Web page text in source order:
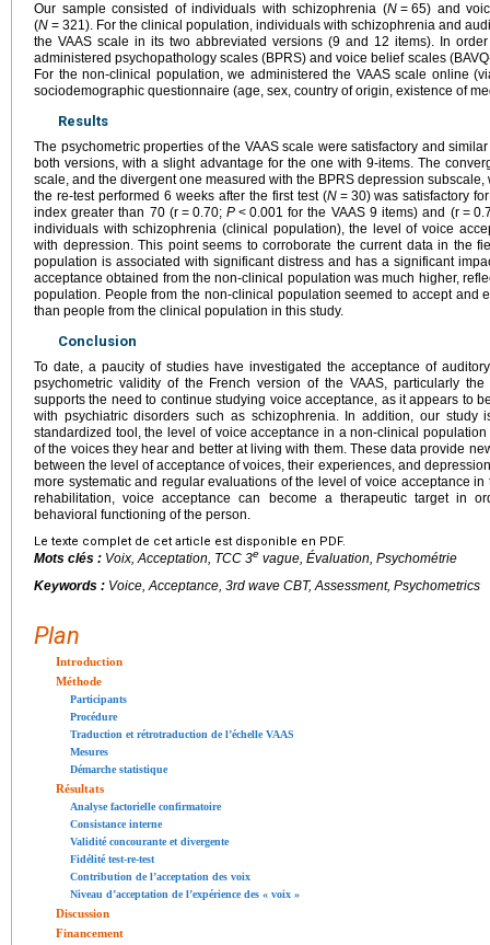
Our sample consisted of individuals with schizophrenia (N = 65) and
(N = 321). For the clinical population, individuals with schizophrenia and
the VAAS scale in its two abbreviated versions (9 and 12 items). In
administered psychopathology scales (BPRS) and voice belief scales
For the non-clinical population, we administered the VAAS scale online
sociodemographic questionnaire (age, sex, country of origin, existence of
Results
The psychometric properties of the VAAS scale were satisfactory and
both versions, with a slight advantage for the one with 9-items. The
scale, and the divergent one measured with the BPRS depression
the re-test performed 6 weeks after the first test (N = 30) was satisfactory
index greater than 70 (r = 0.70;P < 0.001 for the VAAS 9 items) and (r =
individuals with schizophrenia (clinical population), the level of voice
with depression. This point seems to corroborate the current data in the
population is associated with significant distress and has a significant
acceptance obtained from the non-clinical population was much higher,
population. People from the non-clinical population seemed to accept and
than people from the clinical population in this study.
Conclusion
To date, a paucity of studies have investigated the acceptance of
psychometric validity of the French version of the VAAS, particularly
supports the need to continue studying voice acceptance, as it appears to
with psychiatric disorders such as schizophrenia. In addition, our
standardized tool, the level of voice acceptance in a non-clinical
of the voices they hear and better at living with them. These data provide
between the level of acceptance of voices, their experiences, and
more systematic and regular evaluations of the level of voice acceptance
rehabilitation, voice acceptance can become a therapeutic target in
behavioral functioning of the person.
Le texte complet de cet article est disponible en PDF.
Mots clés : Voix, Acceptation, TCC 3e vague, Évaluation, Psychométrie
Keywords : Voice, Acceptance, 3rd wave CBT, Assessment, Psychometrics
Plan
Introduction
Méthode
Participants
Procédure
Traduction et rétrotraduction de l’échelle VAAS
Mesures
Démarche statistique
Résultats
Analyse factorielle confirmatoire
Consistance interne
Validité concourante et divergente
Fidélité test-re-test
Contribution de l’acceptation des voix
Niveau d’acceptation de l’expérience des « voix »
Discussion
Financement